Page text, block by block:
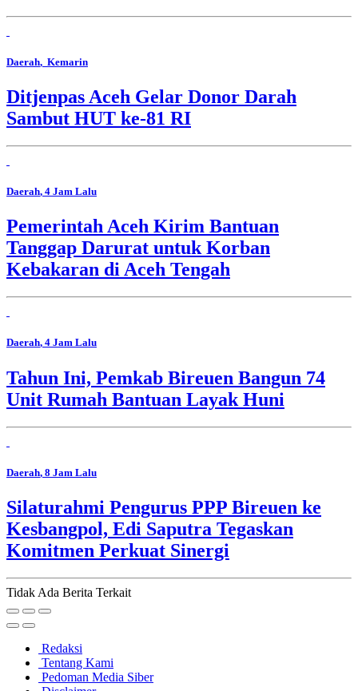
Daerah, Kemarin
Ditjenpas Aceh Gelar Donor Darah
Sambut HUT ke-81 RI
Daerah, 4 Jam Lalu
Pemerintah Aceh Kirim Bantuan
Tanggap Darurat untuk Korban
Kebakaran di Aceh Tengah
Daerah, 4 Jam Lalu
Tahun Ini, Pemkab Bireuen Bangun 74
Unit Rumah Bantuan Layak Huni
Daerah, 8 Jam Lalu
Silaturahmi Pengurus PPP Bireuen ke
Kesbangpol, Edi Saputra Tegaskan
Komitmen Perkuat Sinergi
Tidak Ada Berita Terkait
Redaksi
Tentang Kami
Pedoman Media Siber